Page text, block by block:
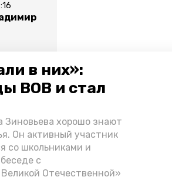
в них»:
ВОВ и стал
Зиновьева хорошо знают
Он активный участник
со школьниками и
с
Отечественной»